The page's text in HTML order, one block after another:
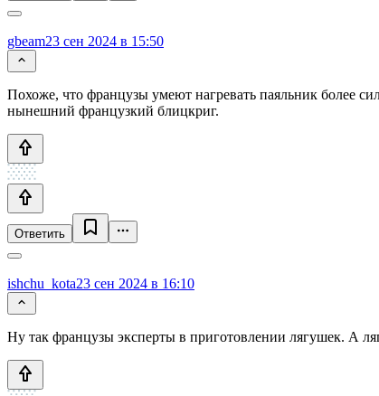
gbeam23 сен 2024 в 15:50
Похоже, что французы умеют нагревать паяльник более
нынешний французкий блицкриг.
Ответить
ishchu_kota23 сен 2024 в 16:10
Ну так французы эксперты в приготовлении лягушек. А